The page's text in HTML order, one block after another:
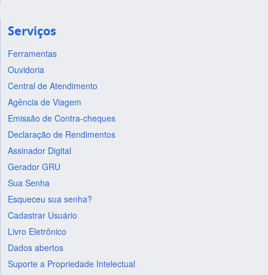
Serviços
Ferramentas
Ouvidoria
Central de Atendimento
Agência de Viagem
Emissão de Contra-cheques
Declaração de Rendimentos
Assinador Digital
Gerador GRU
Sua Senha
Esqueceu sua senha?
Cadastrar Usuário
Livro Eletrônico
Dados abertos
Suporte a Propriedade Intelectual